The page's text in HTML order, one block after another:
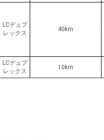
LCデュプ
レックス
40km
LCデュプ
レックス
10km